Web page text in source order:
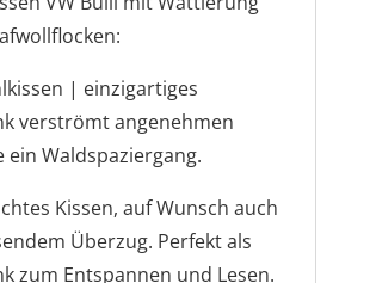
| einzigartiges
verströmt angenehmen
ein Waldspaziergang.
Kissen, auf Wunsch auch
Überzug. Perfekt als
zum Entspannen und Lesen.